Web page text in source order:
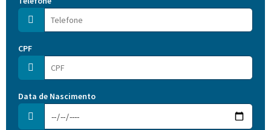
CPF
Data de Nascimento